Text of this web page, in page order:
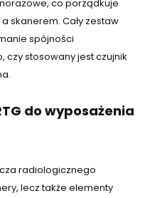
co porządkuje
skanerem. Cały zestaw
spójności
czy stosowany jest czujnik
do wyposażenia
radiologicznego
lecz także elementy